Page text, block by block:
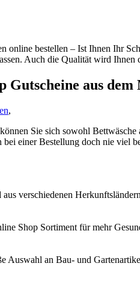
online bestellen – Ist Ihnen Ihr
Auch die Qualität wird
Gutscheine aus
,
Sie sich sowohl
bei einer Bestellung doch nie viel
verschiedenen
Shop Sortiment für mehr
Auswahl an Bau- und